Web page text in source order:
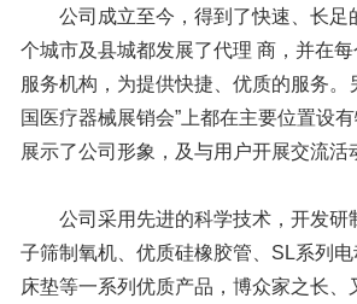
公司成立至今，得到了快速、长足
个城市及县城都发展了代理 商，并在
服务机构，为提供快捷、优质的服务。
国医疗器械展销会”上都在主要位置设
展示了公司形象，及与用户开展交流活
公司采用先进的科学技术，开发研
子筛制氧机、优质硅橡胶管、SL系列
床垫等一系列优质产品，博众家之长、